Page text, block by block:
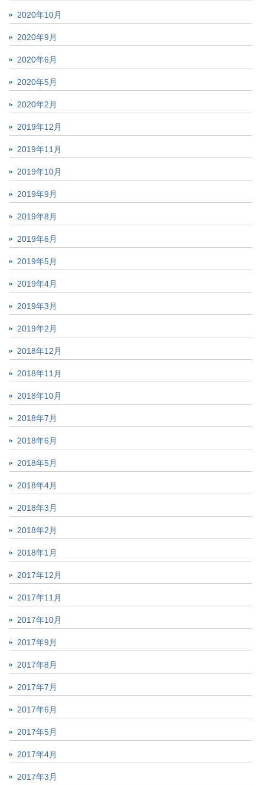
2020年10月
2020年9月
2020年6月
2020年5月
2020年2月
2019年12月
2019年11月
2019年10月
2019年9月
2019年8月
2019年6月
2019年5月
2019年4月
2019年3月
2019年2月
2018年12月
2018年11月
2018年10月
2018年7月
2018年6月
2018年5月
2018年4月
2018年3月
2018年2月
2018年1月
2017年12月
2017年11月
2017年10月
2017年9月
2017年8月
2017年7月
2017年6月
2017年5月
2017年4月
2017年3月